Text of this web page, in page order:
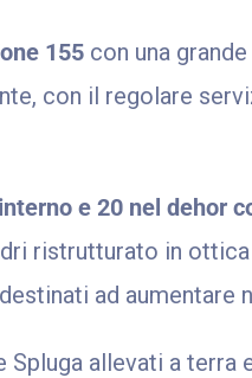
155 con una
con il regolare
e 20 nel dehor
ristrutturato in
ad aumentare
Spluga allevati a